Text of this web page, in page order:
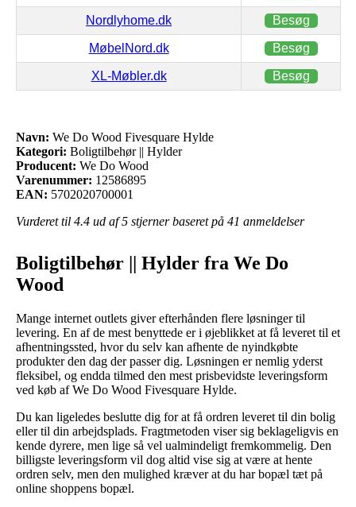
Nordlyhome.dk Besøg
MøbelNord.dk Besøg
XL-Møbler.dk Besøg
Navn: We Do Wood Fivesquare Hylde
Kategori: Boligtilbehør || Hylder
Producent: We Do Wood
Varenummer: 12586895
EAN: 5702020700001
Vurderet til 4.4 ud af 5 stjerner baseret på 41 anmeldelser
Boligtilbehør || Hylder fra We Do
Wood
Mange internet outlets giver efterhånden flere løsninger til
levering. En af de mest benyttede er i øjeblikket at få leveret til et
afhentningssted, hvor du selv kan afhente de nyindkøbte
produkter den dag der passer dig. Løsningen er nemlig yderst
fleksibel, og endda tilmed den mest prisbevidste leveringsform
ved køb af We Do Wood Fivesquare Hylde.
Du kan ligeledes beslutte dig for at få ordren leveret til din bolig
eller til din arbejdsplads. Fragtmetoden viser sig beklageligvis en
kende dyrere, men lige så vel ualmindeligt fremkommelig. Den
billigste leveringsform vil dog altid vise sig at være at hente
ordren selv, men den mulighed kræver at du har bopæl tæt på
online shoppens bopæl.